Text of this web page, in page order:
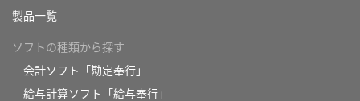
製品一覧
ソフトの種類から探す
会計ソフト「勘定奉行」
給与計算ソフト「給与奉行」